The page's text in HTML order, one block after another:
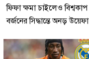
ফিফা ক্ষমা চাইলেও বিশ্বকাপ
বর্জনের সিদ্ধান্তে অনড় উয়েফা